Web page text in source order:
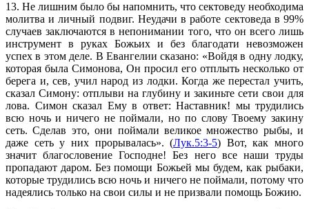
13. Не лишним было бы напомнить, что сектоведу необходима
молитва и личный подвиг. Неудачи в работе сектоведа в 99%
случаев заключаются в непонимании того, что он всего лишь
инструмент в руках Божьих и без благодати невозможен
успех в этом деле. В Евангелии сказано: «Войдя в одну лодку,
которая была Симонова, Он просил его отплыть несколько от
берега и, сев, учил народ из лодки. Когда же перестал учить,
сказал Симону: отплыви на глубину и закиньте сети свои для
лова. Симон сказал Ему в ответ: Наставник! мы трудились
всю ночь и ничего не поймали, но по слову Твоему закину
сеть. Сделав это, они поймали великое множество рыбы, и
даже сеть у них прорывалась». (Лук.5:3-5) Вот, как много
значит благословение Господне! Без него все наши труды
пропадают даром. Без помощи Божьей мы будем, как рыбаки,
которые трудились всю ночь и ничего не поймали, потому что
надеялись только на свои силы и не призвали помощь Божию.